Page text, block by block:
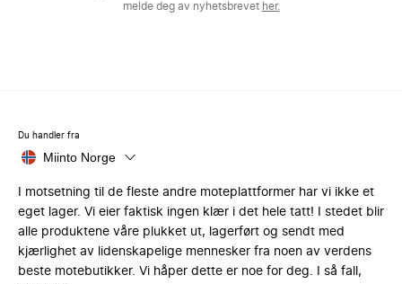
melde deg av nyhetsbrevet her.
Du handler fra
Miinto Norge
I motsetning til de fleste andre moteplattformer har vi ikke et
eget lager. Vi eier faktisk ingen klær i det hele tatt! I stedet blir
alle produktene våre plukket ut, lagerført og sendt med
kjærlighet av lidenskapelige mennesker fra noen av verdens
beste motebutikker. Vi håper dette er noe for deg. I så fall,